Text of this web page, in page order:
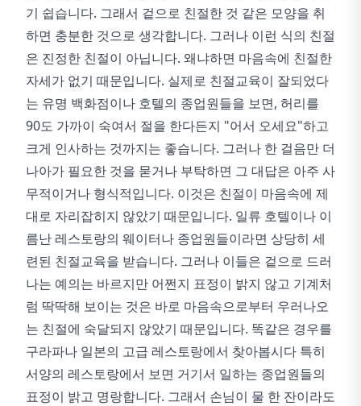
기 쉽습니다. 그래서 겉으로 친절한 것 같은 모양을 취
하면 충분한 것으로 생각합니다. 그러나 이런 식의 친절
은 진정한 친절이 아닙니다. 왜냐하면 마음속에 친절한
자세가 없기 때문입니다. 실제로 친절교육이 잘되었다
는 유명 백화점이나 호텔의 종업원들을 보면, 허리를
90도 가까이 숙여서 절을 한다든지 "어서 오세요"하고
크게 인사하는 것까지는 좋습니다. 그러나 한 걸음만 더
나아가 필요한 것을 묻거나 부탁하면 그 대답은 아주 사
무적이거나 형식적입니다. 이것은 친절이 마음속에 제
대로 자리잡히지 않았기 때문입니다. 일류 호텔이나 이
름난 레스토랑의 웨이터나 종업원들이라면 상당히 세
련된 친절교육을 받습니다. 그러나 이들은 겉으로 드러
나는 예의는 바르지만 어쩐지 표정이 밝지 않고 기계처
럼 딱딱해 보이는 것은 바로 마음속으로부터 우러나오
는 친절에 숙달되지 않았기 때문입니다. 똑같은 경우를
구라파나 일본의 고급 레스토랑에서 찾아봅시다 특히
서양의 레스토랑에서 보면 거기서 일하는 종업원들의
표정이 밝고 명랑합니다. 그래서 손님이 물 한 잔이라도